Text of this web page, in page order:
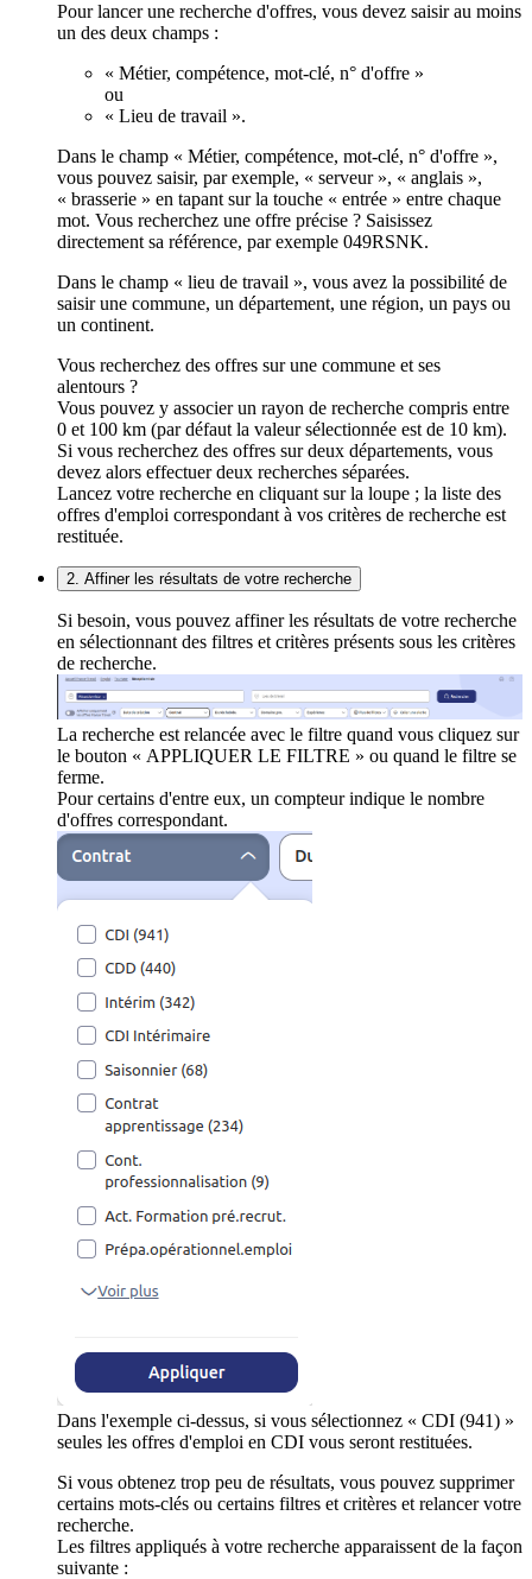
Pour lancer une recherche d'offres, vous devez saisir au moins
un des deux champs :
« Métier, compétence, mot-clé, n° d'offre »
ou
« Lieu de travail ».
Dans le champ « Métier, compétence, mot-clé, n° d'offre »,
vous pouvez saisir, par exemple, « serveur », « anglais »,
« brasserie » en tapant sur la touche « entrée » entre chaque
mot. Vous recherchez une offre précise ? Saisissez
directement sa référence, par exemple 049RSNK.
Dans le champ « lieu de travail », vous avez la possibilité de
saisir une commune, un département, une région, un pays ou
un continent.
Vous recherchez des offres sur une commune et ses
alentours ?
Vous pouvez y associer un rayon de recherche compris entre
0 et 100 km (par défaut la valeur sélectionnée est de 10 km).
Si vous recherchez des offres sur deux départements, vous
devez alors effectuer deux recherches séparées.
Lancez votre recherche en cliquant sur la loupe ; la liste des
offres d'emploi correspondant à vos critères de recherche est
restituée.
2. Affiner les résultats de votre recherche
Si besoin, vous pouvez affiner les résultats de votre recherche
en sélectionnant des filtres et critères présents sous les critères
de recherche.
La recherche est relancée avec le filtre quand vous cliquez sur
le bouton « APPLIQUER LE FILTRE » ou quand le filtre se
ferme.
Pour certains d'entre eux, un compteur indique le nombre
d'offres correspondant.
Dans l'exemple ci-dessus, si vous sélectionnez « CDI (941) »
seules les offres d'emploi en CDI vous seront restituées.
Si vous obtenez trop peu de résultats, vous pouvez supprimer
certains mots-clés ou certains filtres et critères et relancer votre
recherche.
Les filtres appliqués à votre recherche apparaissent de la façon
suivante :